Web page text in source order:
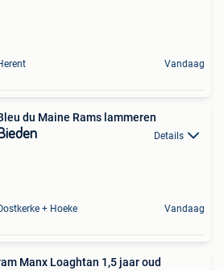
Vandaag
du Maine Rams lammeren
Details
+ Hoeke Vandaag
Manx Loaghtan 1,5 jaar oud